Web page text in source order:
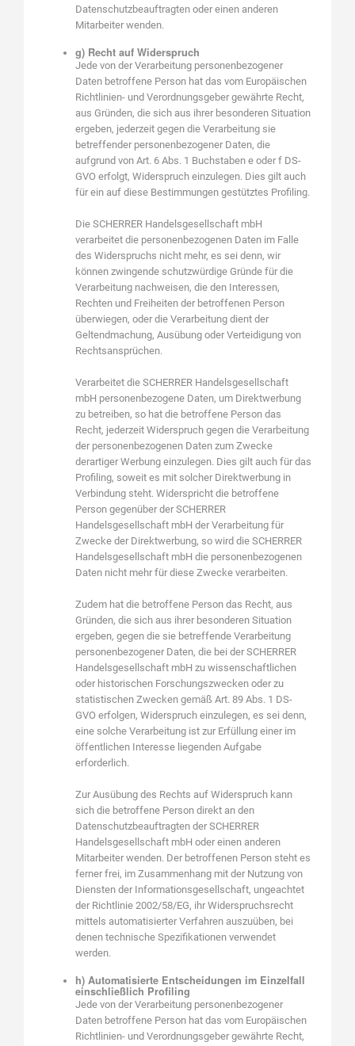
Datenschutzbeauftragten oder einen anderen
Mitarbeiter wenden.
g) Recht auf Widerspruch
Jede von der Verarbeitung personenbezogener
Daten betroffene Person hat das vom Europäischen
Richtlinien- und Verordnungsgeber gewährte Recht,
aus Gründen, die sich aus ihrer besonderen Situation
ergeben, jederzeit gegen die Verarbeitung sie
betreffender personenbezogener Daten, die
aufgrund von Art. 6 Abs. 1 Buchstaben e oder f DS-
GVO erfolgt, Widerspruch einzulegen. Dies gilt auch
für ein auf diese Bestimmungen gestütztes Profiling.
Die SCHERRER Handelsgesellschaft mbH
verarbeitet die personenbezogenen Daten im Falle
des Widerspruchs nicht mehr, es sei denn, wir
können zwingende schutzwürdige Gründe für die
Verarbeitung nachweisen, die den Interessen,
Rechten und Freiheiten der betroffenen Person
überwiegen, oder die Verarbeitung dient der
Geltendmachung, Ausübung oder Verteidigung von
Rechtsansprüchen.
Verarbeitet die SCHERRER Handelsgesellschaft
mbH personenbezogene Daten, um Direktwerbung
zu betreiben, so hat die betroffene Person das
Recht, jederzeit Widerspruch gegen die Verarbeitung
der personenbezogenen Daten zum Zwecke
derartiger Werbung einzulegen. Dies gilt auch für das
Profiling, soweit es mit solcher Direktwerbung in
Verbindung steht. Widerspricht die betroffene
Person gegenüber der SCHERRER
Handelsgesellschaft mbH der Verarbeitung für
Zwecke der Direktwerbung, so wird die SCHERRER
Handelsgesellschaft mbH die personenbezogenen
Daten nicht mehr für diese Zwecke verarbeiten.
Zudem hat die betroffene Person das Recht, aus
Gründen, die sich aus ihrer besonderen Situation
ergeben, gegen die sie betreffende Verarbeitung
personenbezogener Daten, die bei der SCHERRER
Handelsgesellschaft mbH zu wissenschaftlichen
oder historischen Forschungszwecken oder zu
statistischen Zwecken gemäß Art. 89 Abs. 1 DS-
GVO erfolgen, Widerspruch einzulegen, es sei denn,
eine solche Verarbeitung ist zur Erfüllung einer im
öffentlichen Interesse liegenden Aufgabe
erforderlich.
Zur Ausübung des Rechts auf Widerspruch kann
sich die betroffene Person direkt an den
Datenschutzbeauftragten der SCHERRER
Handelsgesellschaft mbH oder einen anderen
Mitarbeiter wenden. Der betroffenen Person steht es
ferner frei, im Zusammenhang mit der Nutzung von
Diensten der Informationsgesellschaft, ungeachtet
der Richtlinie 2002/58/EG, ihr Widerspruchsrecht
mittels automatisierter Verfahren auszuüben, bei
denen technische Spezifikationen verwendet
werden.
h) Automatisierte Entscheidungen im Einzelfall
einschließlich Profiling
Jede von der Verarbeitung personenbezogener
Daten betroffene Person hat das vom Europäischen
Richtlinien- und Verordnungsgeber gewährte Recht,